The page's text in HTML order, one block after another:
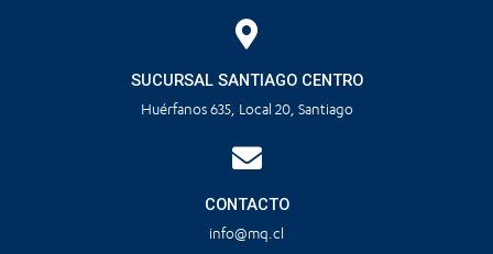
SUCURSAL SANTIAGO CENTRO
Huérfanos 635, Local 20, Santiago
CONTACTO
info@mq.cl